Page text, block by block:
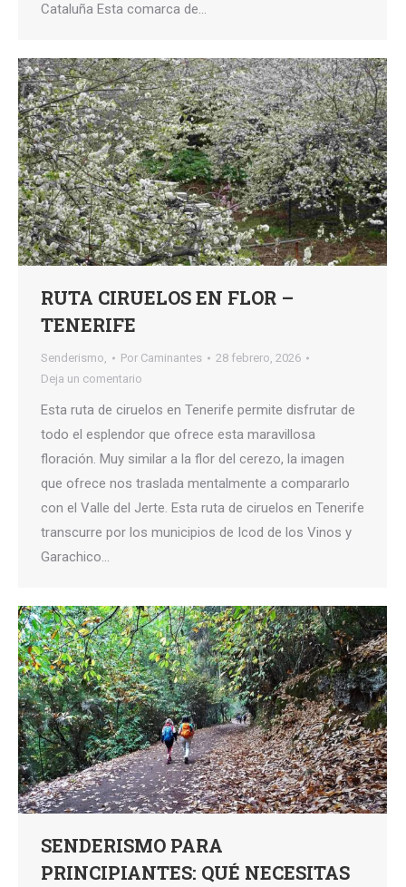
Cataluña Esta comarca de…
RUTA CIRUELOS EN FLOR –
TENERIFE
Senderismo, Por Caminantes
28 febrero, 2026
Deja un comentario
Esta ruta de ciruelos en Tenerife permite disfrutar de
todo el esplendor que ofrece esta maravillosa
floración. Muy similar a la flor del cerezo, la imagen
que ofrece nos traslada mentalmente a compararlo
con el Valle del Jerte. Esta ruta de ciruelos en Tenerife
transcurre por los municipios de Icod de los Vinos y
Garachico…
SENDERISMO PARA
PRINCIPIANTES: QUÉ NECESITAS